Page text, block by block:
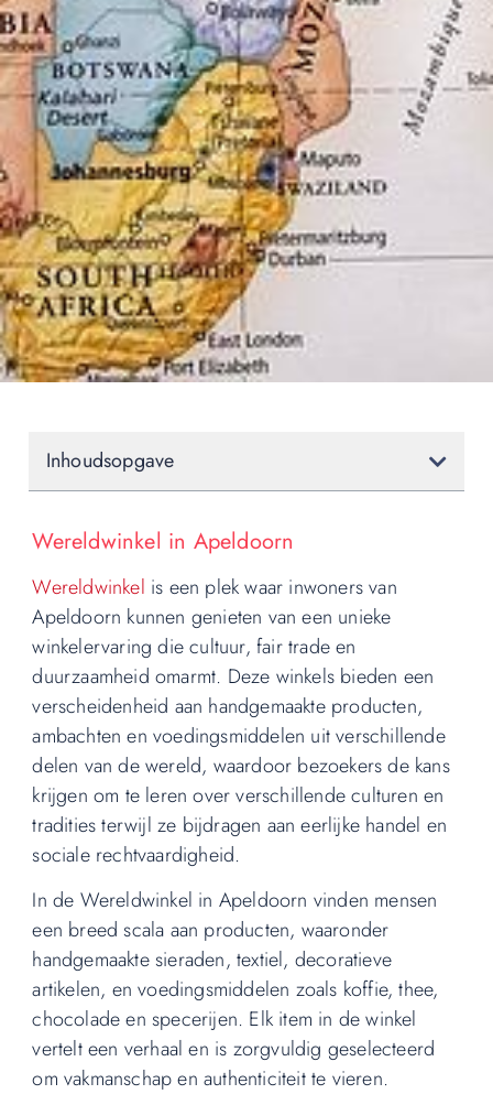
Wereldwinkel in Apeldoorn
Wereldwinkel is een plek waar inwoners van
Apeldoorn kunnen genieten van een unieke
winkelervaring die cultuur, fair trade en
duurzaamheid omarmt. Deze winkels bieden een
verscheidenheid aan handgemaakte producten,
ambachten en voedingsmiddelen uit verschillende
delen van de wereld, waardoor bezoekers de kans
krijgen om te leren over verschillende culturen en
tradities terwijl ze bijdragen aan eerlijke handel en
sociale rechtvaardigheid.
In de Wereldwinkel in Apeldoorn vinden mensen
een breed scala aan producten, waaronder
handgemaakte sieraden, textiel, decoratieve
artikelen, en voedingsmiddelen zoals koffie, thee,
chocolade en specerijen. Elk item in de winkel
vertelt een verhaal en is zorgvuldig geselecteerd
om vakmanschap en authenticiteit te vieren.
Inhoudsopgave